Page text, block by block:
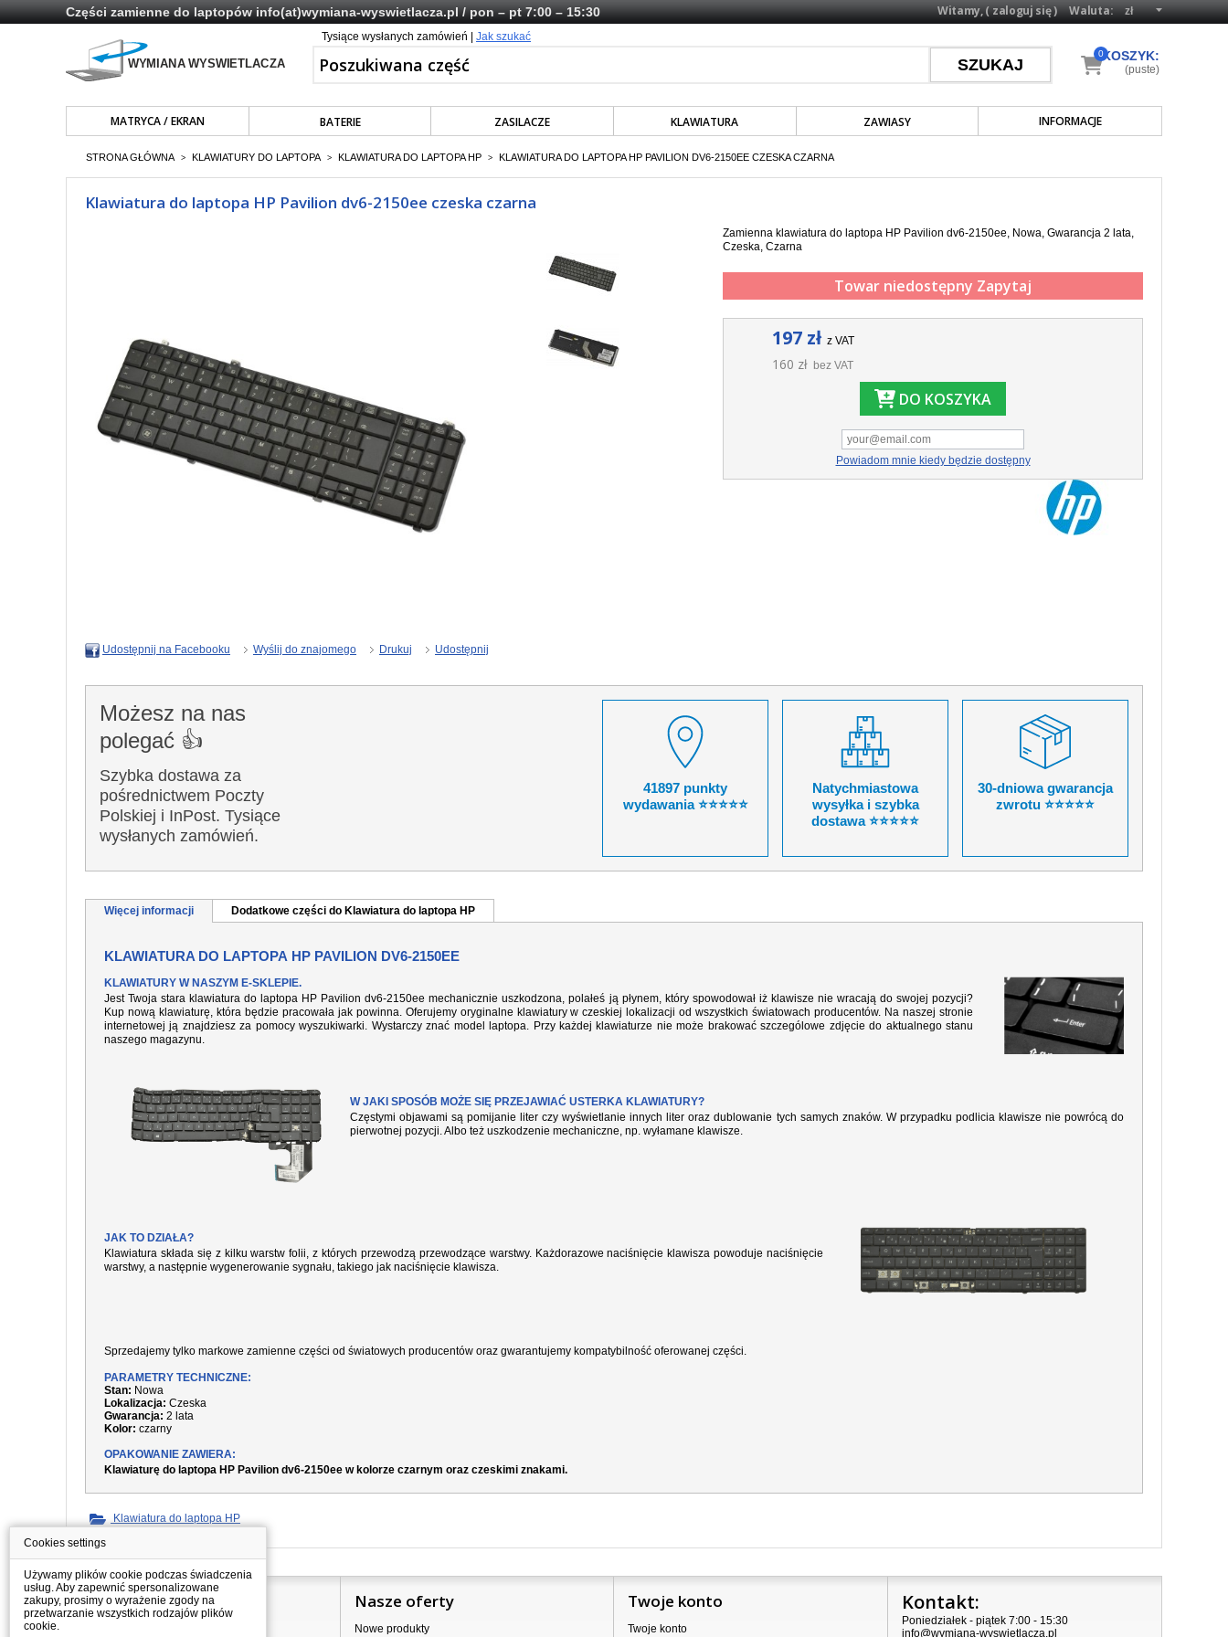
Części zamienne do laptopówinfo(at)wymiana-wyswietlacza.pl/ pon – pt 7:00 – 15:30 Waluta:
Witamy, (zaloguj się)
Tysiące wysłanych zamówień | Jak szukać
MATRYCA / EKRAN BATERIE ZASILACZE KLAWIATURA ZAWIASY INFORMACJE
KOSZYK:
0
(puste)
STRONA GŁÓWNA > KLAWIATURY DO LAPTOPA > KLAWIATURA DO LAPTOPA HP > KLAWIATURA DO LAPTOPA HP PAVILION DV6-2150EE CZESKA CZARNA
Klawiatura do laptopa HP Pavilion dv6-2150ee czeska czarna
Zamienna klawiatura do laptopa HP Pavilion dv6-2150ee, Nowa, Gwarancja 2 lata,
Czeska, Czarna
Towar niedostępny Zapytaj
197 zł z VAT
160 zł bez VAT
DO KOSZYKA
Powiadom mnie kiedy będzie dostępny
Udostępnij na Facebooku Wyślij do znajomego Drukuj Udostępnij
Możesz na nas
polegać 👍
Szybka dostawa za
pośrednictwem Poczty
Polskiej i InPost. Tysiące
wysłanych zamówień.
41897 punkty
wydawania ⭐⭐⭐⭐⭐
Natychmiastowa
wysyłka i szybka
dostawa ⭐⭐⭐⭐⭐
30-dniowa gwarancja
zwrotu ⭐⭐⭐⭐⭐
Więcej informacji Dodatkowe części do Klawiatura do laptopa HP
KLAWIATURA DO LAPTOPA HP PAVILION DV6-2150EE
KLAWIATURY W NASZYM E-SKLEPIE.
Jest Twoja stara klawiatura do laptopa HP Pavilion dv6-2150ee mechanicznie uszkodzona, polałeś ją płynem, który spowodował iż klawisze nie wracają do swojej pozycji?
Kup nową klawiaturę, która będzie pracowała jak powinna. Oferujemy oryginalne klawiatury w czeskiej lokalizacji od wszystkich światowach producentów. Na naszej stronie
internetowej ją znajdziesz za pomocy wyszukiwarki. Wystarczy znać model laptopa. Przy każdej klawiaturze nie może brakować szczególowe zdjęcie do aktualnego stanu
naszego magazynu.
W JAKI SPOSÓB MOŻE SIĘ PRZEJAWIAĆ USTERKA KLAWIATURY?
Częstymi objawami są pomijanie liter czy wyświetlanie innych liter oraz dublowanie tych samych znaków. W przypadku podlicia klawisze nie powrócą do
pierwotnej pozycji. Albo też uszkodzenie mechaniczne, np. wyłamane klawisze.
JAK TO DZIAŁA?
Klawiatura składa się z kilku warstw folii, z których przewodzą przewodzące warstwy. Każdorazowe naciśnięcie klawisza powoduje naciśnięcie
warstwy, a następnie wygenerowanie sygnału, takiego jak naciśnięcie klawisza.
Sprzedajemy tylko markowe zamienne części od światowych producentów oraz gwarantujemy kompatybilność oferowanej części.
PARAMETRY TECHNICZNE:
Stan: Nowa
Lokalizacja: Czeska
Gwarancja: 2 lata
Kolor: czarny
OPAKOWANIE ZAWIERA:
Klawiaturę do laptopa HP Pavilion dv6-2150ee w kolorze czarnym oraz czeskimi znakami.
Klawiatura do laptopa HP
Informacje Nasze oferty
Nowe produkty
Twoje konto
Twoje konto
Kontakt:
Poniedziałek - piątek 7:00 - 15:30
info@wymiana-wyswietlacza.pl
Cookies settings
Używamy plików cookie podczas świadczenia
usług. Aby zapewnić spersonalizowane
zakupy, prosimy o wyrażenie zgody na
przetwarzanie wszystkich rodzajów plików
cookie.